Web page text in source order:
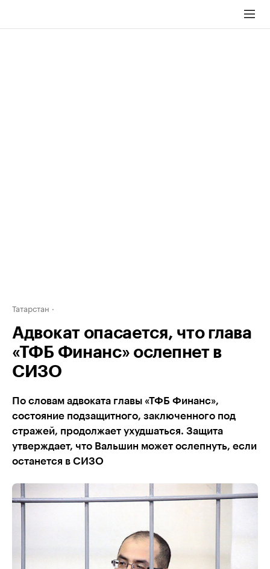
Татарстан
Адвокат опасается, что глава
«ТФБ Финанс» ослепнет в
СИЗО
По словам адвоката главы «ТФБ Финанс»,
состояние подзащитного, заключенного под
стражей, продолжает ухудшаться. Защита
утверждает, что Вальшин может ослепнуть, если
останется в СИЗО